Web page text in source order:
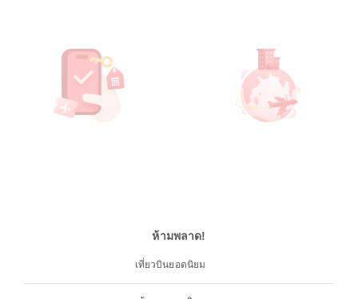
ห้ามพลาด!
เที่ยวบินยอดนิยม